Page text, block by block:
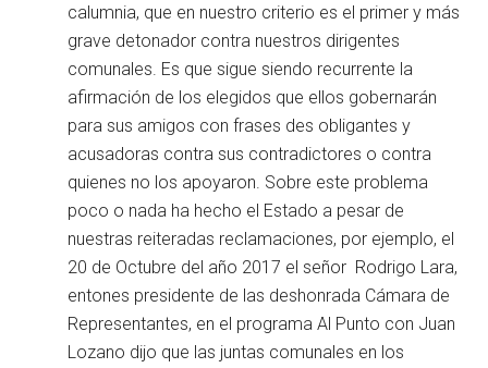
calumnia, que en nuestro criterio es el primer y más
grave detonador contra nuestros dirigentes
comunales. Es que sigue siendo recurrente la
afirmación de los elegidos que ellos gobernarán
para sus amigos con frases des obligantes y
acusadoras contra sus contradictores o contra
quienes no los apoyaron. Sobre este problema
poco o nada ha hecho el Estado a pesar de
nuestras reiteradas reclamaciones, por ejemplo, el
20 de Octubre del año 2017 el señor Rodrigo Lara,
entones presidente de las deshonrada Cámara de
Representantes, en el programa Al Punto con Juan
Lozano dijo que las juntas comunales en los